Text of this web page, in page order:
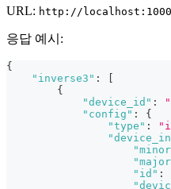
URL: http://
응답 예시:
{
"inverse3" :
{
"device_id" :
"config" :
{
"type" :
"id" :